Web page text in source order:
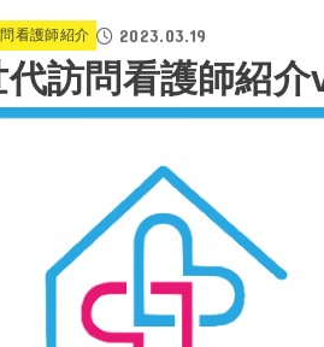
看護師紹介 2023.03.19
代訪問看護師紹